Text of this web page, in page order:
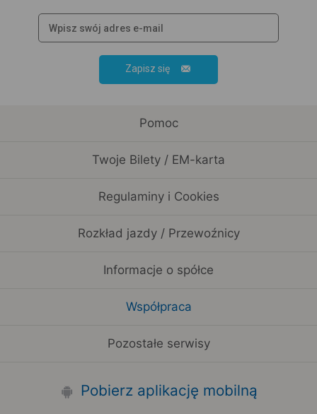
Zapisz się
Pomoc
Twoje Bilety / EM-karta
Regulaminy i Cookies
Rozkład jazdy / Przewoźnicy
Informacje o spółce
Współpraca
Pozostałe serwisy
Pobierz aplikację mobilną